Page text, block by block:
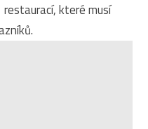
které musí